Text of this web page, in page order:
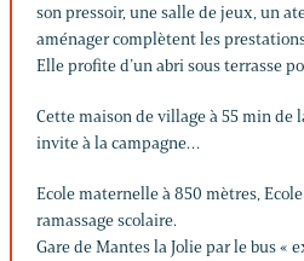
son pressoir, une salle de jeux, un
aménager complètent les
Elle profite d’un abri sous terrasse
Cette maison de village à 55 min de
invite à la campagne…
Ecole maternelle à 850 mètres,
ramassage scolaire.
Gare de Mantes la Jolie par le bus «